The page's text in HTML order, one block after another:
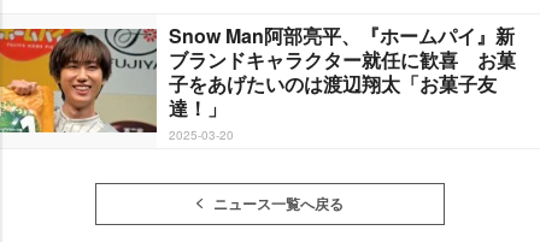
Snow Man阿部亮平、『ホームパイ』新
ブランドキャラクター就任に歓喜 お菓
子をあげたいのは渡辺翔太「お菓子友
達！」
2025-03-20
ニュース一覧へ戻る